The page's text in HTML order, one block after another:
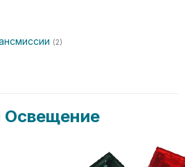
(2)
Освещение